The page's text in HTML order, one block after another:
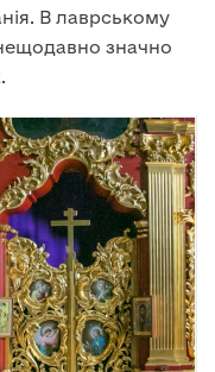
В лаврському
значно